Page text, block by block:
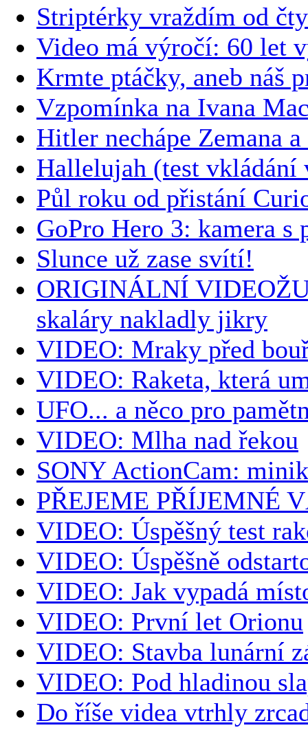
Striptérky vraždím od
Video má výročí: 60 let
Krmte ptáčky, aneb náš
Vzpomínka na Ivana
Hitler nechápe Zemana
Hallelujah (test vkládání
Půl roku od přistání
GoPro Hero 3: kamera s
Slunce už zase svítí!
ORIGINÁLNÍ
skaláry nakladly jikry
VIDEO: Mraky před
VIDEO: Raketa, která
UFO... a něco pro
VIDEO: Mlha nad řekou
SONY ActionCam:
PŘEJEME PŘÍJEMNÉ
VIDEO: Úspěšný test
VIDEO: Úspěšně
VIDEO: Jak vypadá
VIDEO: První let Orionu
VIDEO: Stavba lunární
VIDEO: Pod hladinou
Do říše videa vtrhly